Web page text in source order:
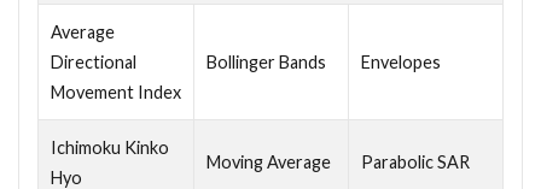
Average
Directional
Movement Index
Bollinger Bands Envelopes
Ichimoku Kinko
Hyo
Moving Average Parabolic SAR